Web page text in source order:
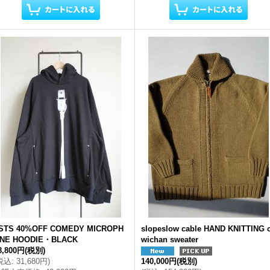
40%OFF COMEDY MICROPH
HOODIE・BLACK
円(税別)
込: 31,680円)
slopeslow cable HAND KNITTING
wichan sweater
140,000円(税別)